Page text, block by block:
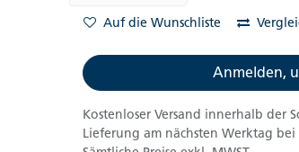
Auf die Wunschliste
Anmelden,
Kostenloser Versand innerhalb der
Lieferung am nächsten Werktag